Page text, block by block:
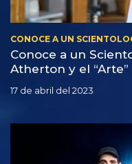
CONOCE A UN
Conoce a un
Atherton y el
17 de abril del 2023